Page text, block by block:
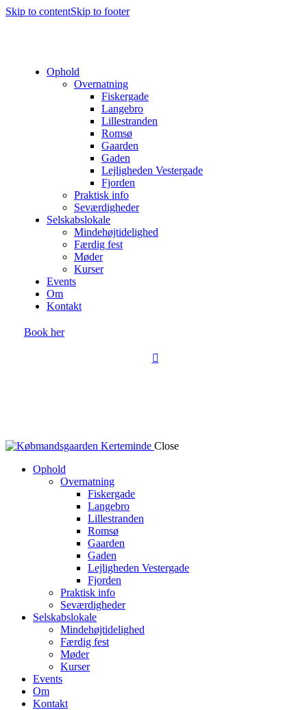
Skip to contentSkip to footer
Ophold
Overnatning
Fiskergade
Langebro
Lillestranden
Romsø
Gaarden
Gaden
Lejligheden Vestergade
Fjorden
Praktisk info
Seværdigheder
Selskabslokale
Mindehøjtidelighed
Færdig fest
Møder
Kurser
Events
Om
Kontakt
Book her
Close
Ophold
Overnatning
Fiskergade
Langebro
Lillestranden
Romsø
Gaarden
Gaden
Lejligheden Vestergade
Fjorden
Praktisk info
Seværdigheder
Selskabslokale
Mindehøjtidelighed
Færdig fest
Møder
Kurser
Events
Om
Kontakt